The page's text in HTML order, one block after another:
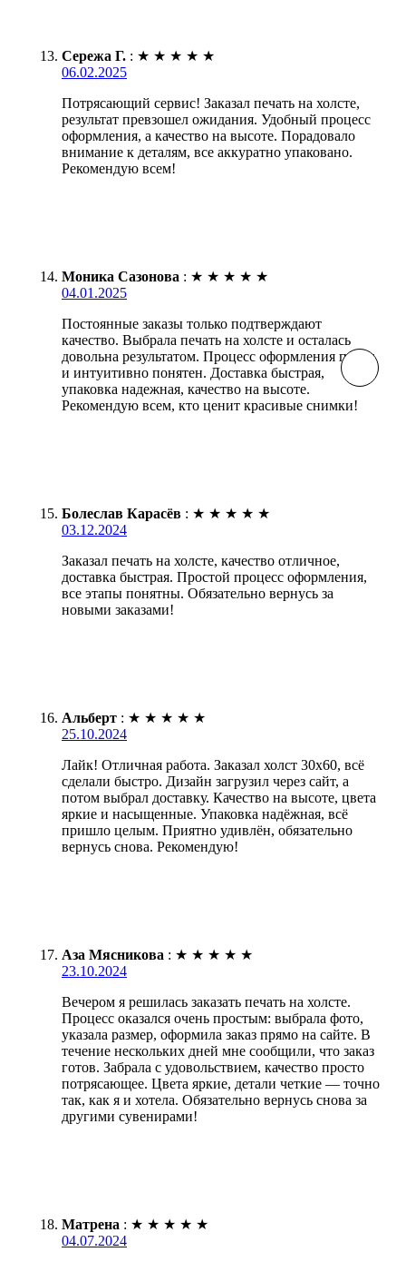
Сережа Г. : ★ ★ ★ ★ ★
06.02.2025
Потрясающий сервис! Заказал печать на холсте,
результат превзошел ожидания. Удобный процесс
оформления, а качество на высоте. Порадовало
внимание к деталям, все аккуратно упаковано.
Рекомендую всем!
Моника Сазонова : ★ ★ ★ ★ ★
04.01.2025
Постоянные заказы только подтверждают
качество. Выбрала печать на холсте и осталась
довольна результатом. Процесс оформления прост
и интуитивно понятен. Доставка быстрая,
упаковка надежная, качество на высоте.
Рекомендую всем, кто ценит красивые снимки!
Болеслав Карасёв : ★ ★ ★ ★ ★
03.12.2024
Заказал печать на холсте, качество отличное,
доставка быстрая. Простой процесс оформления,
все этапы понятны. Обязательно вернусь за
новыми заказами!
Альберт : ★ ★ ★ ★ ★
25.10.2024
Лайк! Отличная работа. Заказал холст 30х60, всё
сделали быстро. Дизайн загрузил через сайт, а
потом выбрал доставку. Качество на высоте, цвета
яркие и насыщенные. Упаковка надёжная, всё
пришло целым. Приятно удивлён, обязательно
вернусь снова. Рекомендую!
Аза Мясникова : ★ ★ ★ ★ ★
23.10.2024
Вечером я решилась заказать печать на холсте.
Процесс оказался очень простым: выбрала фото,
указала размер, оформила заказ прямо на сайте. В
течение нескольких дней мне сообщили, что заказ
готов. Забрала с удовольствием, качество просто
потрясающее. Цвета яркие, детали четкие — точно
так, как я и хотела. Обязательно вернусь снова за
другими сувенирами!
Матрена : ★ ★ ★ ★ ★
04.07.2024